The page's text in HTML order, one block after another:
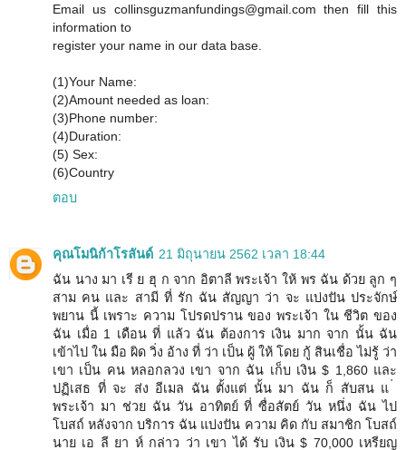
Email us collinsguzmanfundings@gmail.com then fill this
information to
register your name in our data base.
(1)Your Name:
(2)Amount needed as loan:
(3)Phone number:
(4)Duration:
(5) Sex:
(6)Country
ตอบ
คุณโมนิก้าโรลันด์ 21 มิถุนายน 2562 เวลา 18:44
ฉัน นาง มา เรี ย ฮุ ก จาก อิตาลี พระเจ้า ให้ พร ฉัน ด้วย ลูก ๆ
สาม คน และ สามี ที่ รัก ฉัน สัญญา ว่า จะ แบ่งปัน ประจักษ์
พยาน นี้ เพราะ ความ โปรดปราน ของ พระเจ้า ใน ชีวิต ของ
ฉัน เมื่อ 1 เดือน ที่ แล้ว ฉัน ต้องการ เงิน มาก จาก นั้น ฉัน
เข้าไป ใน มือ ผิด วิ่ง อ้าง ที่ ว่า เป็น ผู้ ให้ โดย กู้ สินเชื่อ ไม่รู้ ว่า
เขา เป็น คน หลอกลวง เขา จาก ฉัน เก็บ เงิน $ 1,860 และ
ปฏิเสธ ที่ จะ ส่ง อีเมล ฉัน ตั้งแต่ นั้น มา ฉัน ก็ สับสน แ ่
พระเจ้า มา ช่วย ฉัน วัน อาทิตย์ ที่ ซื่อสัตย์ วัน หนึ่ง ฉัน ไป
โบสถ์ หลังจาก บริการ ฉัน แบ่งปัน ความ คิด กับ สมาชิก โบสถ์
นาย เอ ลี ยา ห์ กล่าว ว่า เขา ได้ รับ เงิน $ 70,000 เหรียญ